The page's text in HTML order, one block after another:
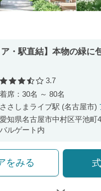
ア・駅直結】本物の緑に
口コミ評価
3.7
着席：30名 ～ 80名
ささしまライブ駅 (名古屋市)
愛知県名古屋市中村区平池
バルゲート内
をみる